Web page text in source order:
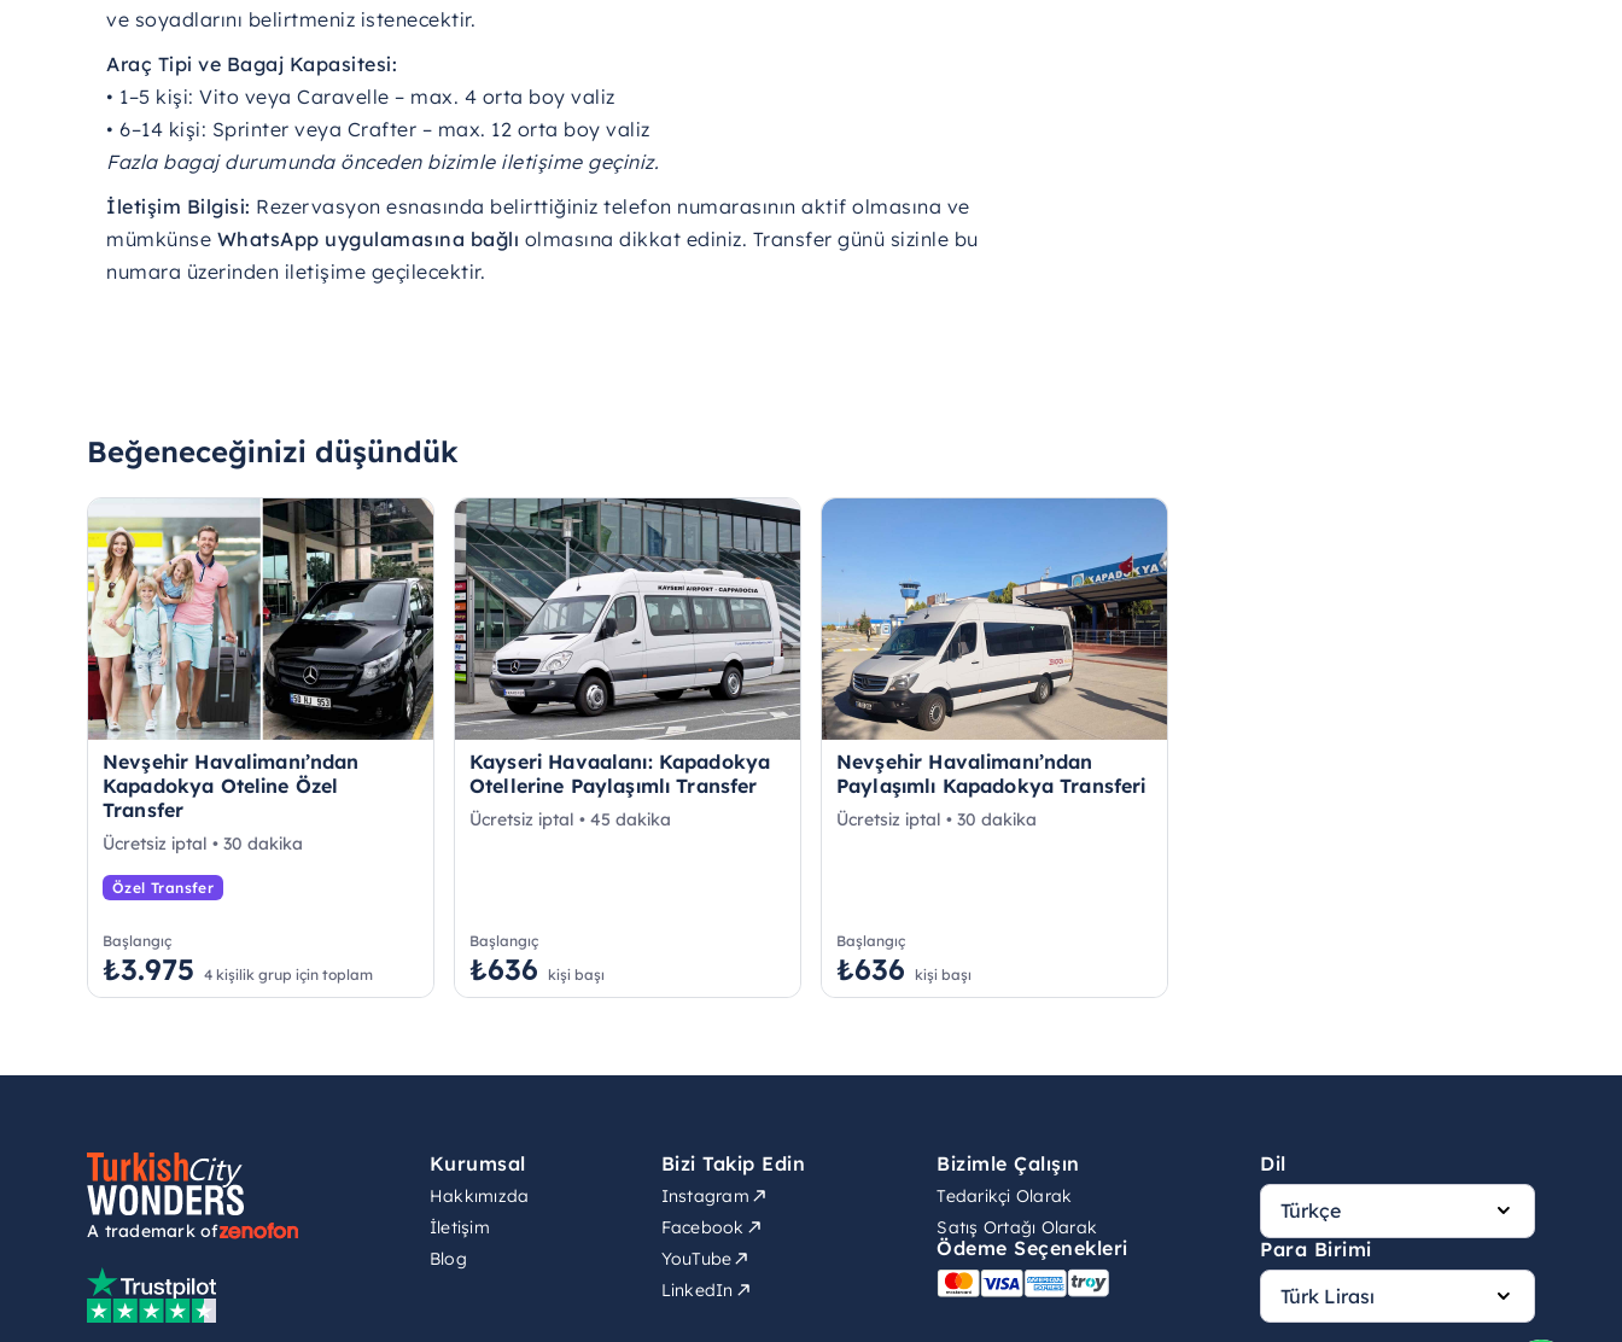
ve soyadlarını belirtmeniz istenecektir.
Araç Tipi ve Bagaj Kapasitesi:
• 1–5 kişi: Vito veya Caravelle – max. 4 orta boy valiz
• 6–14 kişi: Sprinter veya Crafter – max. 12 orta boy valiz
Fazla bagaj durumunda önceden bizimle iletişime geçiniz.
İletişim Bilgisi: Rezervasyon esnasında belirttiğiniz telefon numarasının aktif olmasına ve
mümkünse WhatsApp uygulamasına bağlı olmasına dikkat ediniz. Transfer günü sizinle bu
numara üzerinden iletişime geçilecektir.
Beğeneceğinizi düşündük
Nevşehir Havalimanı’ndan
Kapadokya Oteline Özel
Transfer
Ücretsiz iptal • 30 dakika
Özel Transfer
Başlangıç
₺3.975 4 kişilik grup için toplam
Kayseri Havaalanı: Kapadokya
Otellerine Paylaşımlı Transfer
Ücretsiz iptal • 45 dakika
Başlangıç
₺636 kişi başı
Nevşehir Havalimanı’ndan
Paylaşımlı Kapadokya Transferi
Ücretsiz iptal • 30 dakika
Başlangıç
₺636 kişi başı
A trademark of
Kurumsal
Hakkımızda
İletişim
Blog
Bizi Takip Edin
Instagram
Facebook
YouTube
LinkedIn
Bizimle Çalışın
Tedarikçi Olarak
Satış Ortağı Olarak
Ödeme Seçenekleri
Dil
Para Birimi